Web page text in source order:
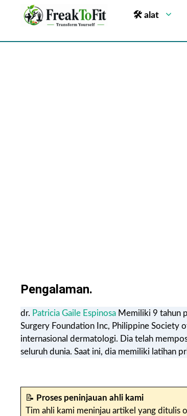
🛠 alat
Pengalaman.
dr. Patricia Gaile Espinosa Memiliki 9 tahun
Surgery Foundation Inc, Philippine Society
internasional dermatologi. Dia telah
seluruh dunia. Saat ini, dia memiliki latihan
📝 Proses peninjauan ahli kami
Tim ahli kami meninjau artikel yang ditulis